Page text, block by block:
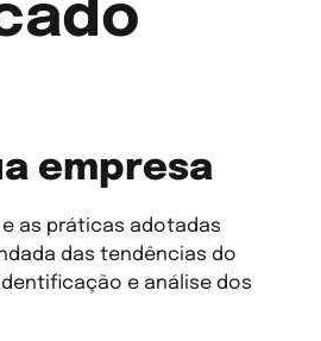
empresa
as práticas adotadas
das tendências do
e análise dos